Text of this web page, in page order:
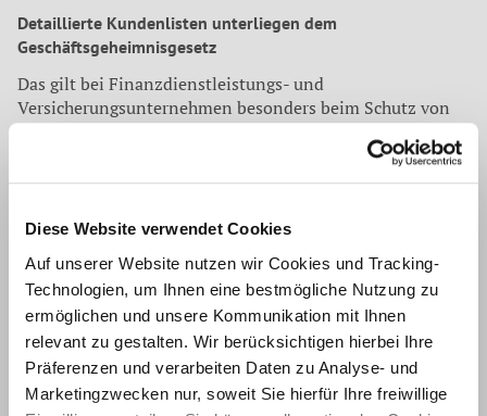
Diese Website verwendet Cookies
Auf unserer Website nutzen wir Cookies und Tracking-
Technologien, um Ihnen eine bestmögliche Nutzung zu
ermöglichen und unsere Kommunikation mit Ihnen
relevant zu gestalten. Wir berücksichtigen hierbei Ihre
Präferenzen und verarbeiten Daten zu Analyse- und
Marketingzwecken nur, soweit Sie hierfür Ihre freiwillige
Detaillierte Kundenlisten unterliegen dem
Geschäftsgeheimnisgesetz
Das gilt bei Finanzdienstleistungs- und
Versicherungsunternehmen besonders beim Schutz von
Entscheidung getroffen (Urteil vom 3. Juni 2020, Az.: 12
privaten Aufzeichnungen eines Arbeitnehmers über
Kundenbesuche und Kundendaten ebenso um
Geschäftsgeheimnisse wie bei Kundenlisten mit
Kundendaten und Absatzmengen handeln kann. Dies gilt
auch auf der Grundlage des Geschäftsgeheimnisgesetzes.
Das Landesarbeitsgericht Düsseldorf hat dem Beklagten
(einem früheren Vertriebsmitarbeiter des klagenden
Unternehmens) verboten, im geschäftlichen Verkehr